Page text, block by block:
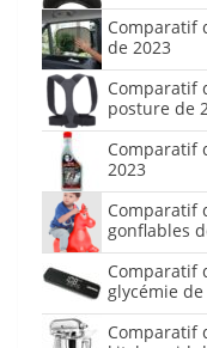
Comparatif
de 2023
Comparatif
posture de
Comparatif
2023
Comparatif
gonflables
Comparatif
glycémie de
Comparatif